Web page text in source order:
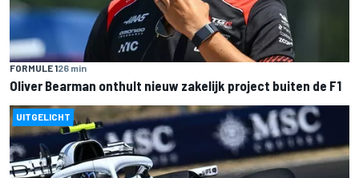
FORMULE 126 min
Oliver Bearman onthult nieuw zakelijk project buiten de F1
UITGELICHT